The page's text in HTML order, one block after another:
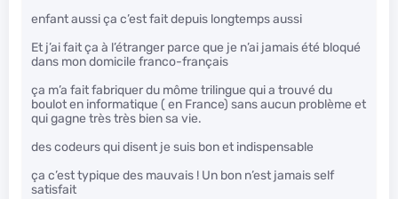
enfant aussi ça c’est fait depuis longtemps aussi
Et j’ai fait ça à l’étranger parce que je n’ai jamais été bloqué
dans mon domicile franco-français
ça m’a fait fabriquer du môme trilingue qui a trouvé du
boulot en informatique ( en France) sans aucun problème et
qui gagne très très bien sa vie.
des codeurs qui disent je suis bon et indispensable
ça c’est typique des mauvais ! Un bon n’est jamais self
satisfait